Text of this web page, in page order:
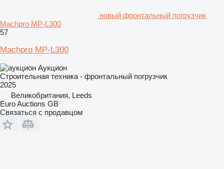
новый фронтальный погрузчик
Machpro MP-L300
57
Machpro MP-L300
Аукцион
Строительная техника - фронтальный погрузчик
2025
Великобритания, Leeds
Euro Auctions GB
Связаться с продавцом